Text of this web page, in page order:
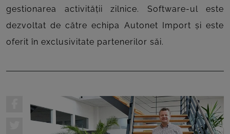
gestionarea activității zilnice. Software-ul este
dezvoltat de către echipa Autonet Import și este
oferit în exclusivitate partenerilor săi.